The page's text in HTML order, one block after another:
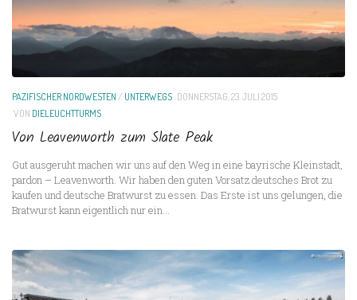
PAZIFISCHER NORDWESTEN /UNTERWEGS DONNERSTAG, 23. JULI 2015
VON DIELEUCHTTURMS
Von Leavenworth zum Slate Peak
Gut ausgeruht machen wir uns auf den Weg in eine bayrische Kleinstadt,
pardon – Leavenworth. Wir haben den guten Vorsatz deutsches Brot zu
kaufen und deutsche Bratwurst zu essen. Das Erste ist uns gelungen, die
Bratwurst kann eigentlich nur ein...